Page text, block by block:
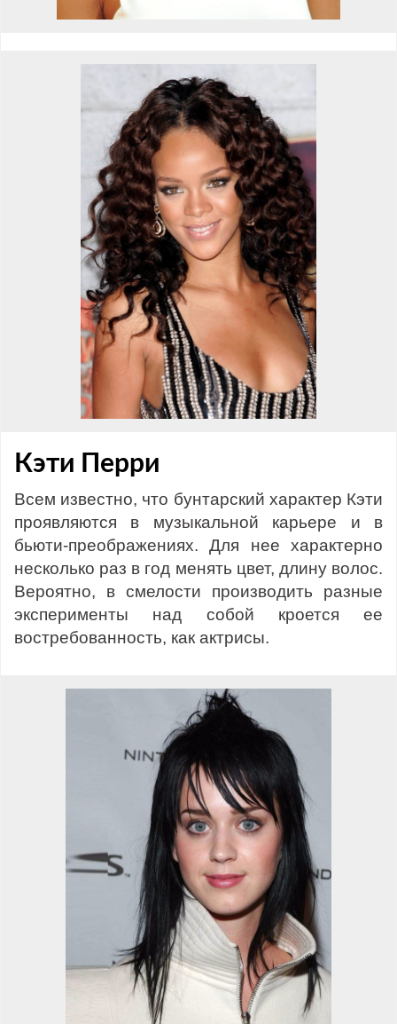
Кэти Перри
Всем известно, что бунтарский характер Кэти
проявляются в музыкальной карьере и в
бьюти-преображениях. Для нее характерно
несколько раз в год менять цвет, длину волос.
Вероятно, в смелости производить разные
эксперименты над собой кроется ее
востребованность, как актрисы.